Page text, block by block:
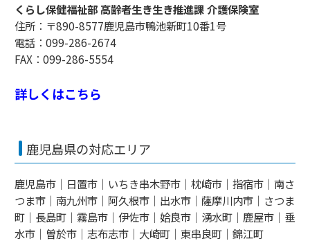
くらし保健福祉部 高齢者生き生き推進課 介護保険室
住所：〒890-8577鹿児島市鴨池新町10番1号
電話：099-286-2674
FAX：099-286-5554
詳しくはこちら
鹿児島県の対応エリア
鹿児島市｜日置市｜いちき串木野市｜枕崎市｜指宿市｜南さ
つま市｜南九州市｜阿久根市｜出水市｜薩摩川内市｜さつま
町｜長島町｜霧島市｜伊佐市｜姶良市｜湧水町｜鹿屋市｜垂
水市｜曽於市｜志布志市｜大崎町｜東串良町｜錦江町